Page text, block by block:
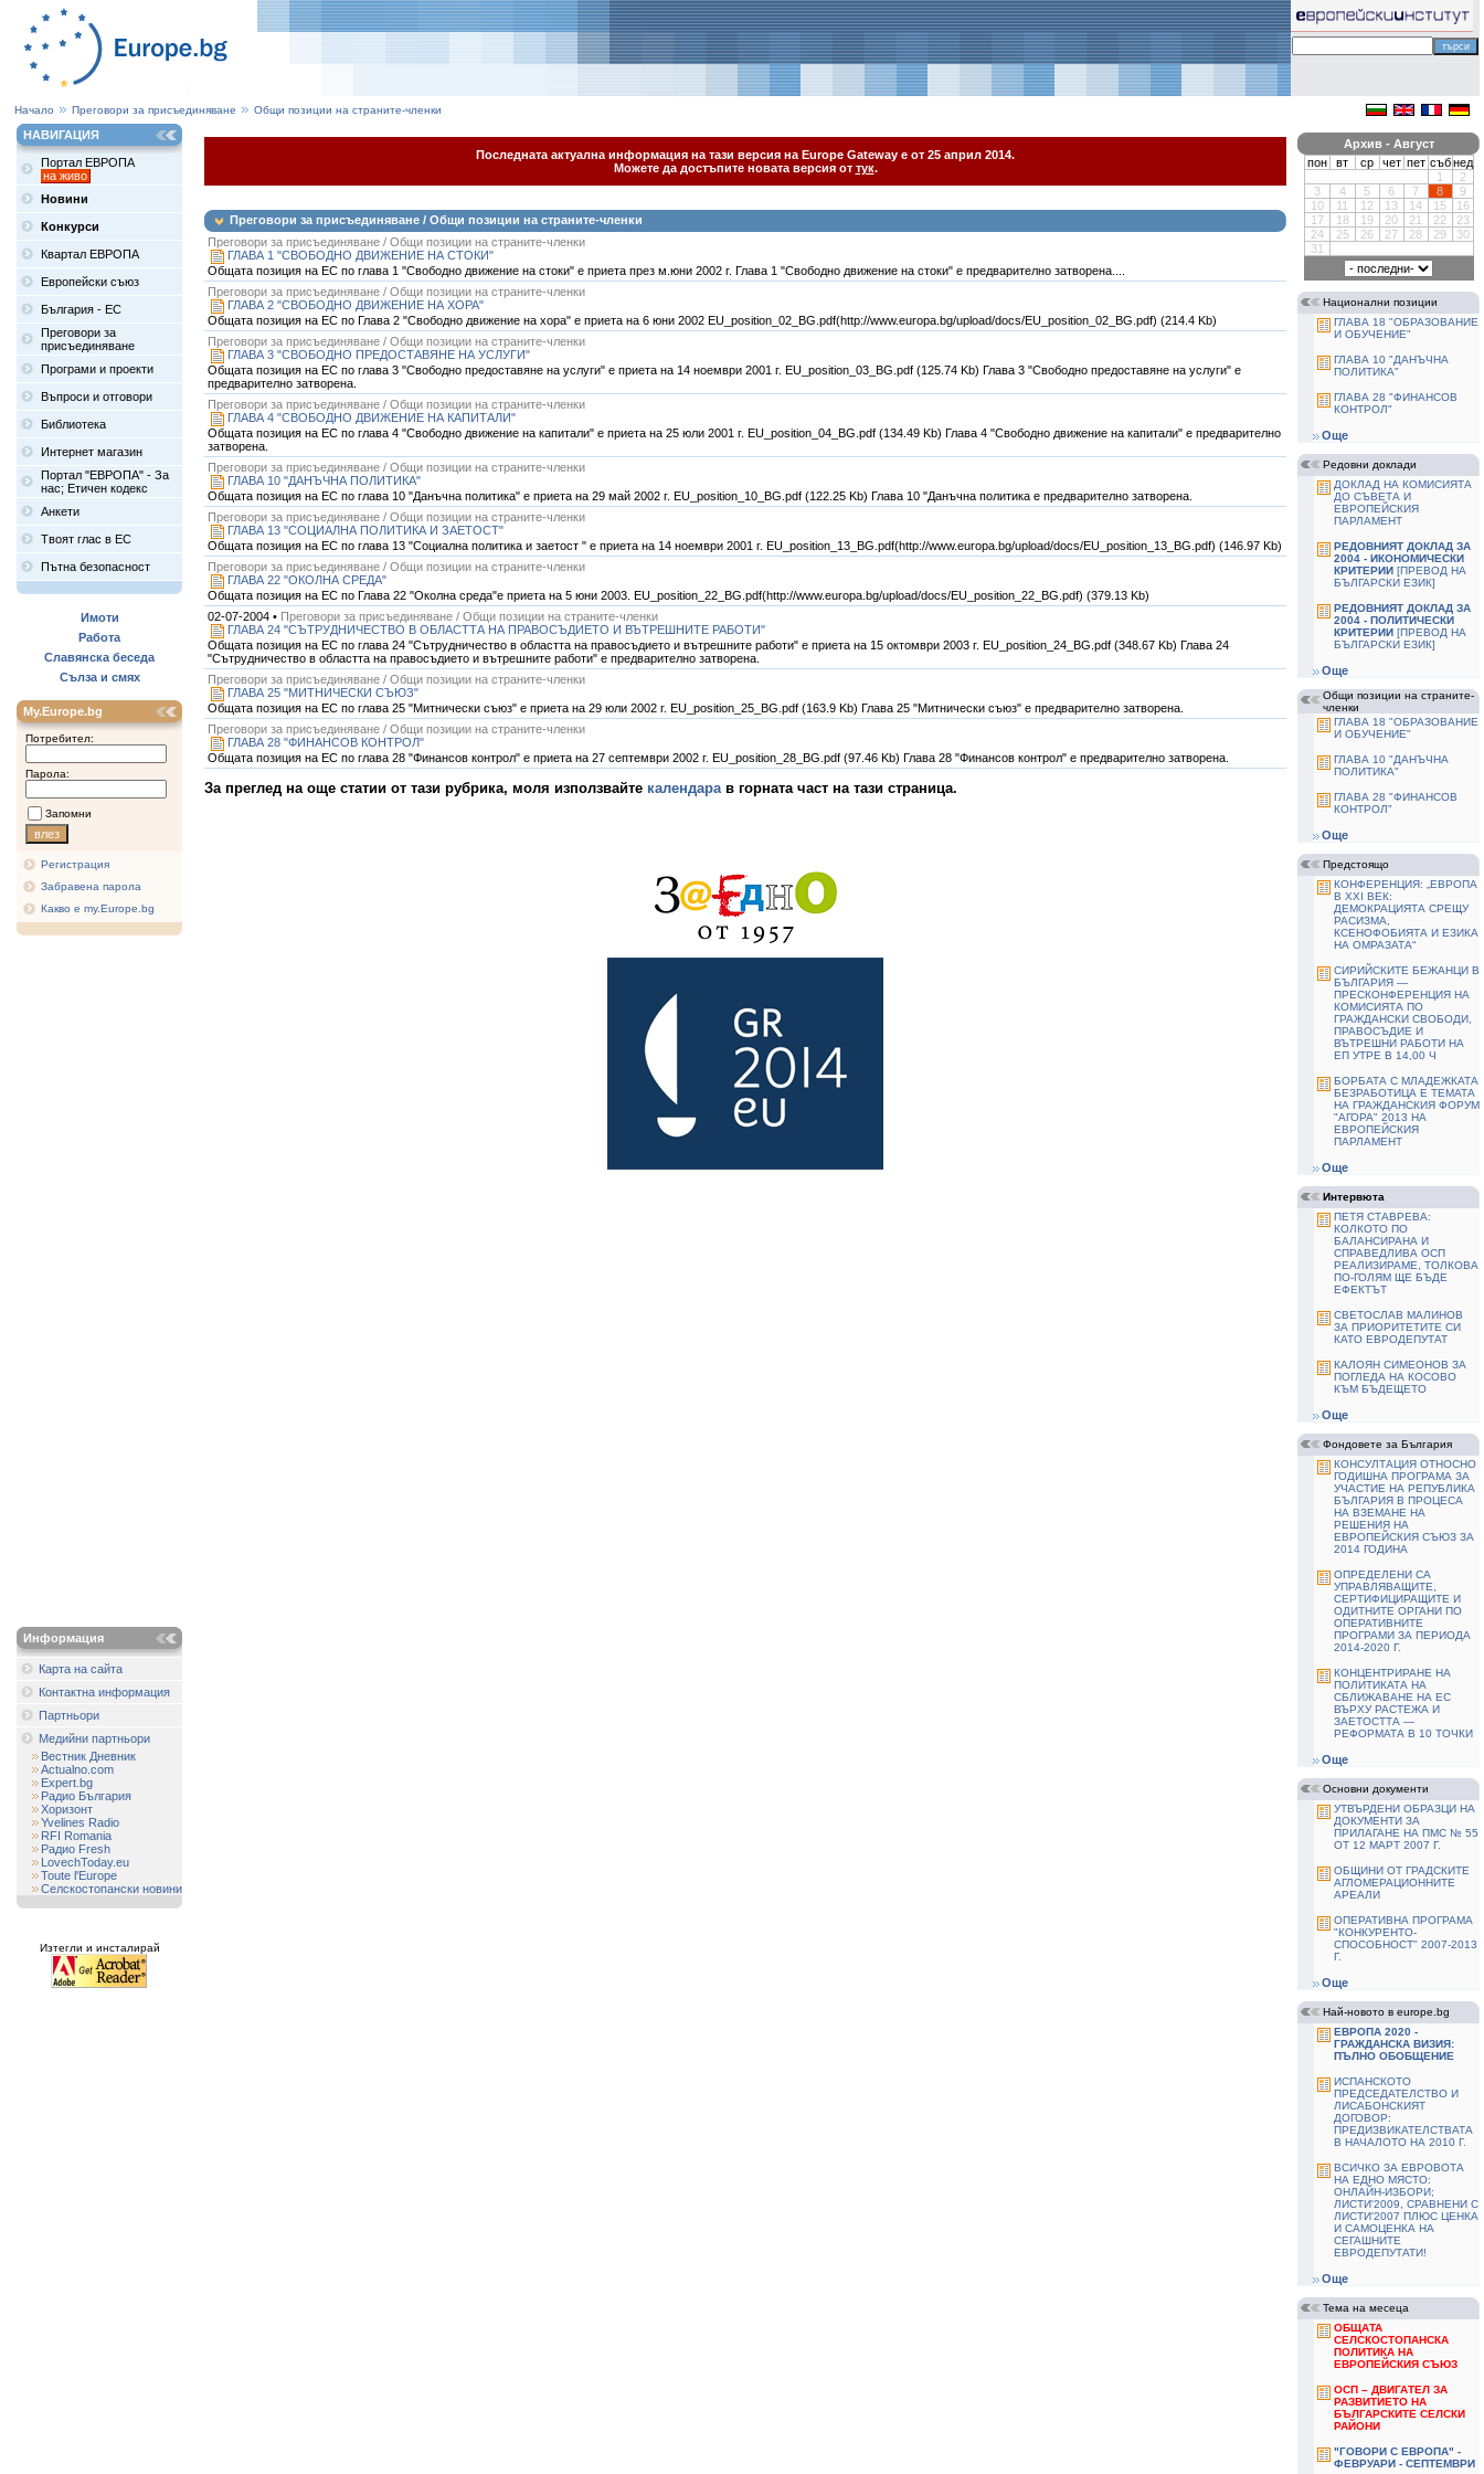
Начало Преговори за присъединяване Общи позиции на страните-членки
НАВИГАЦИЯ
Портал ЕВРОПА
на живо
Новини
Конкурси
Квартал ЕВРОПА
Европейски съюз
България - ЕС
Преговори за
присъединяване
Програми и проекти
Въпроси и отговори
Библиотека
Интернет магазин
Портал "ЕВРОПА" - За
нас; Етичен кодекс
Анкети
Твоят глас в ЕС
Пътна безопасност
Имоти
Работа
Славянска беседа
Сълза и смях
My.Europe.bg
Потребител:
Парола:
Запомни
Регистрация
Забравена парола
Какво е my.Europe.bg
Информация
Карта на сайта
Контактна информация
Партньори
Медийни партньори
Вестник Дневник
Actualno.com
Expert.bg
Радио България
Хоризонт
Yvelines Radio
RFI Romania
Радио Fresh
LovechToday.eu
Toute l'Europe
Селскостопански новини
Изтегли и инсталирай
Последната актуална информация на тази версия на Europe Gateway е от 25 април 2014.
Можете да достъпите новата версия от тук.
Преговори за присъединяване / Общи позиции на страните-членки
Преговори за присъединяване / Общи позиции на страните-членки
ГЛАВА 1 "СВОБОДНО ДВИЖЕНИЕ НА СТОКИ"
Общата позиция на ЕС по глава 1 "Свободно движение на стоки" е приета през м.юни 2002 г. Глава 1 "Свободно движение на стоки" е предварително затворена....
Преговори за присъединяване / Общи позиции на страните-членки
ГЛАВА 2 "СВОБОДНО ДВИЖЕНИЕ НА ХОРА"
Общата позиция на ЕС по Глава 2 "Свободно движение на хора" е приета на 6 юни 2002 EU_position_02_BG.pdf(http://www.europa.bg/upload/docs/EU_position_02_BG.pdf) (214.4 Kb)
Преговори за присъединяване / Общи позиции на страните-членки
ГЛАВА 3 "СВОБОДНО ПРЕДОСТАВЯНЕ НА УСЛУГИ"
Общата позиция на ЕС по глава 3 "Свободно предоставяне на услуги" е приета на 14 ноември 2001 г. EU_position_03_BG.pdf (125.74 Kb) Глава 3 "Свободно предоставяне на услуги" е
предварително затворена.
Преговори за присъединяване / Общи позиции на страните-членки
ГЛАВА 4 "СВОБОДНО ДВИЖЕНИЕ НА КАПИТАЛИ"
Общата позиция на ЕС по глава 4 "Свободно движение на капитали" е приета на 25 юли 2001 г. EU_position_04_BG.pdf (134.49 Kb) Глава 4 "Свободно движение на капитали" е предварително
затворена.
Преговори за присъединяване / Общи позиции на страните-членки
ГЛАВА 10 "ДАНЪЧНА ПОЛИТИКА"
Общата позиция на ЕС по глава 10 "Данъчна политика" е приета на 29 май 2002 г. EU_position_10_BG.pdf (122.25 Kb) Глава 10 "Данъчна политика е предварително затворена.
Преговори за присъединяване / Общи позиции на страните-членки
ГЛАВА 13 "СОЦИАЛНА ПОЛИТИКА И ЗАЕТОСТ"
Общата позиция на ЕС по глава 13 "Социална политика и заетост " е приета на 14 ноември 2001 г. EU_position_13_BG.pdf(http://www.europa.bg/upload/docs/EU_position_13_BG.pdf) (146.97 Kb)
Преговори за присъединяване / Общи позиции на страните-членки
ГЛАВА 22 "ОКОЛНА СРЕДА"
Общата позиция на ЕС по Глава 22 "Околна среда"е приета на 5 юни 2003. EU_position_22_BG.pdf(http://www.europa.bg/upload/docs/EU_position_22_BG.pdf) (379.13 Kb)
02-07-2004 • Преговори за присъединяване / Общи позиции на страните-членки
ГЛАВА 24 "СЪТРУДНИЧЕСТВО В ОБЛАСТТА НА ПРАВОСЪДИЕТО И ВЪТРЕШНИТЕ РАБОТИ"
Общата позиция на ЕС по глава 24 "Сътрудничество в областта на правосъдието и вътрешните работи" е приета на 15 октомври 2003 г. EU_position_24_BG.pdf (348.67 Kb) Глава 24
"Сътрудничество в областта на правосъдието и вътрешните работи" е предварително затворена.
Преговори за присъединяване / Общи позиции на страните-членки
ГЛАВА 25 "МИТНИЧЕСКИ СЪЮЗ"
Общата позиция на ЕС по глава 25 "Митнически съюз" е приета на 29 юли 2002 г. EU_position_25_BG.pdf (163.9 Kb) Глава 25 "Митнически съюз" е предварително затворена.
Преговори за присъединяване / Общи позиции на страните-членки
ГЛАВА 28 "ФИНАНСОВ КОНТРОЛ"
Общата позиция на ЕС по глава 28 "Финансов контрол" е приета на 27 септември 2002 г. EU_position_28_BG.pdf (97.46 Kb) Глава 28 "Финансов контрол" е предварително затворена.
За преглед на още статии от тази рубрика, моля използвайте календарав горната част на тази страница.
Архив - Август
пон
вт ср чет пет съб нед
1
2
3
4 5 6 7 8
9
10
11 12 13 14 15
16
17
18 19 20 21 22
23
24
25 26 27 28 29
30
31
Национални позиции
ГЛАВА 18 "ОБРАЗОВАНИЕ
И ОБУЧЕНИЕ"
ГЛАВА 10 "ДАНЪЧНА
ПОЛИТИКА"
ГЛАВА 28 "ФИНАНСОВ
КОНТРОЛ"
Още
Редовни доклади
ДОКЛАД НА КОМИСИЯТА
ДО СЪВЕТА И
ЕВРОПЕЙСКИЯ
ПАРЛАМЕНТ
РЕДОВНИЯТ ДОКЛАД ЗА
2004 - ИКОНОМИЧЕСКИ
КРИТЕРИИ [ПРЕВОД НА
БЪЛГАРСКИ ЕЗИК]
РЕДОВНИЯТ ДОКЛАД ЗА
2004 - ПОЛИТИЧЕСКИ
КРИТЕРИИ [ПРЕВОД НА
БЪЛГАРСКИ ЕЗИК]
Още
Общи позиции на страните-
членки
ГЛАВА 18 "ОБРАЗОВАНИЕ
И ОБУЧЕНИЕ"
ГЛАВА 10 "ДАНЪЧНА
ПОЛИТИКА"
ГЛАВА 28 "ФИНАНСОВ
КОНТРОЛ"
Още
Предстоящо
КОНФЕРЕНЦИЯ: „ЕВРОПА
В ХХІ ВЕК:
ДЕМОКРАЦИЯТА СРЕЩУ
РАСИЗМА,
КСЕНОФОБИЯТА И ЕЗИКА
НА ОМРАЗАТА“
СИРИЙСКИТЕ БЕЖАНЦИ В
БЪЛГАРИЯ —
ПРЕСКОНФЕРЕНЦИЯ НА
КОМИСИЯТА ПО
ГРАЖДАНСКИ СВОБОДИ,
ПРАВОСЪДИЕ И
ВЪТРЕШНИ РАБОТИ НА
ЕП УТРЕ В 14,00 Ч
БОРБАТА С МЛАДЕЖКАТА
БЕЗРАБОТИЦА Е ТЕМАТА
НА ГРАЖДАНСКИЯ ФОРУМ
"АГОРА" 2013 НА
ЕВРОПЕЙСКИЯ
ПАРЛАМЕНТ
Още
Интервюта
ПЕТЯ СТАВРЕВА:
КОЛКОТО ПО
БАЛАНСИРАНА И
СПРАВЕДЛИВА ОСП
РЕАЛИЗИРАМЕ, ТОЛКОВА
ПО-ГОЛЯМ ЩЕ БЪДЕ
ЕФЕКТЪТ
СВЕТОСЛАВ МАЛИНОВ
ЗА ПРИОРИТЕТИТЕ СИ
КАТО ЕВРОДЕПУТАТ
КАЛОЯН СИМЕОНОВ ЗА
ПОГЛЕДА НА КОСОВО
КЪМ БЪДЕЩЕТО
Още
Фондовете за България
КОНСУЛТАЦИЯ ОТНОСНО
ГОДИШНА ПРОГРАМА ЗА
УЧАСТИЕ НА РЕПУБЛИКА
БЪЛГАРИЯ В ПРОЦЕСА
НА ВЗЕМАНЕ НА
РЕШЕНИЯ НА
ЕВРОПЕЙСКИЯ СЪЮЗ ЗА
2014 ГОДИНА
ОПРЕДЕЛЕНИ СА
УПРАВЛЯВАЩИТЕ,
СЕРТИФИЦИРАЩИТЕ И
ОДИТНИТЕ ОРГАНИ ПО
ОПЕРАТИВНИТЕ
ПРОГРАМИ ЗА ПЕРИОДА
2014-2020 Г.
КОНЦЕНТРИРАНЕ НА
ПОЛИТИКАТА НА
СБЛИЖАВАНЕ НА ЕС
ВЪРХУ РАСТЕЖА И
ЗАЕТОСТТА —
РЕФОРМАТА В 10 ТОЧКИ
Още
Основни документи
УТВЪРДЕНИ ОБРАЗЦИ НА
ДОКУМЕНТИ ЗА
ПРИЛАГАНЕ НА ПМС № 55
ОТ 12 МАРТ 2007 Г.
ОБЩИНИ ОТ ГРАДСКИТЕ
АГЛОМЕРАЦИОННИТЕ
АРЕАЛИ
ОПЕРАТИВНА ПРОГРАМА
"КОНКУРЕНТО-
СПОСОБНОСТ" 2007-2013
Г.
Още
Най-новото в europe.bg
ЕВРОПА 2020 -
ГРАЖДАНСКА ВИЗИЯ:
ПЪЛНО ОБОБЩЕНИЕ
ИСПАНСКОТО
ПРЕДСЕДАТЕЛСТВО И
ЛИСАБОНСКИЯТ
ДОГОВОР:
ПРЕДИЗВИКАТЕЛСТВАТА
В НАЧАЛОТО НА 2010 Г.
ВСИЧКО ЗА ЕВРОВОТА
НА ЕДНО МЯСТО:
ОНЛАЙН-ИЗБОРИ;
ЛИСТИ'2009, СРАВНЕНИ С
ЛИСТИ'2007 ПЛЮС ЦЕНКА
И САМОЦЕНКА НА
СЕГАШНИТЕ
ЕВРОДЕПУТАТИ!
Още
Тема на месеца
ОБЩАТА
СЕЛСКОСТОПАНСКА
ПОЛИТИКА НА
ЕВРОПЕЙСКИЯ СЪЮЗ
ОСП – ДВИГАТЕЛ ЗА
РАЗВИТИЕТО НА
БЪЛГАРСКИТЕ СЕЛСКИ
РАЙОНИ
"ГОВОРИ С ЕВРОПА" -
ФЕВРУАРИ - СЕПТЕМВРИ